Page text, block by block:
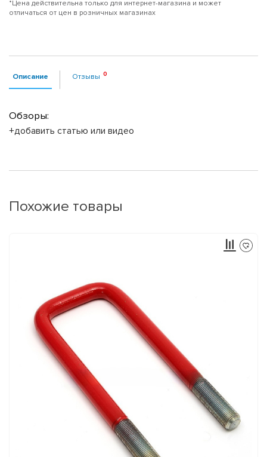
*Цена действительна только для интернет-магазина и может
отличаться от цен в розничных магазинах
Описание Отзывы
Обзоры:
+добавить статью или видео
Похожие товары